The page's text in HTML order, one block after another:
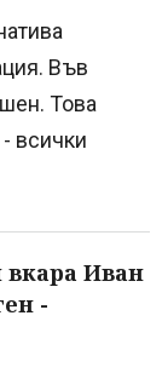
Във
Това
всички
Иван
-